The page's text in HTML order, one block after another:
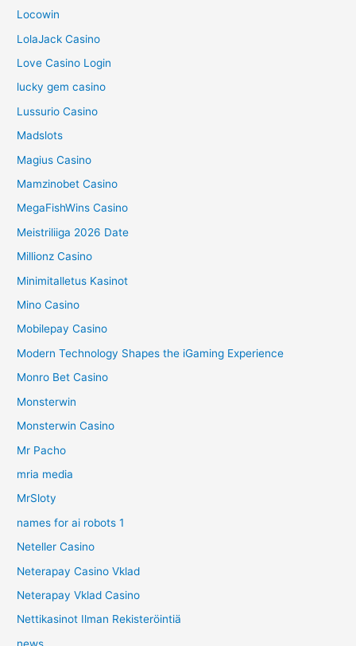
Locowin
LolaJack Casino
Love Casino Login
lucky gem casino
Lussurio Casino
Madslots
Magius Casino
Mamzinobet Casino
MegaFishWins Casino
Meistriliiga 2026 Date
Millionz Casino
Minimitalletus Kasinot
Mino Casino
Mobilepay Casino
Modern Technology Shapes the iGaming Experience
Monro Bet Casino
Monsterwin
Monsterwin Casino
Mr Pacho
mria media
MrSloty
names for ai robots 1
Neteller Casino
Neterapay Casino Vklad
Neterapay Vklad Casino
Nettikasinot Ilman Rekisteröintiä
news